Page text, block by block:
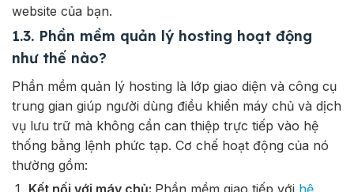
website của bạn.
1.3. Phần mềm quản lý hosting hoạt động
như thế nào?
Phần mềm quản lý hosting là lớp giao diện và công cụ
trung gian giúp người dùng điều khiển máy chủ và dịch
vụ lưu trữ mà không cần can thiệp trực tiếp vào hệ
thống bằng lệnh phức tạp. Cơ chế hoạt động của nó
thường gồm:
Kết nối với máy chủ: Phần mềm giao tiếp với hệ